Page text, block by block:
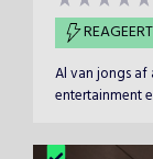
Al van jongs af
entertainment